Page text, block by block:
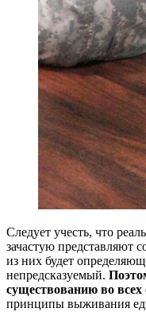
Следует учесть, что
зачастую представляют
из них будет
непредсказуемый.
существованию во всех
принципы выживания